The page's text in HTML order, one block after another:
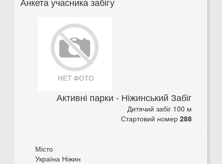
Активні парки - Ніжинський Забіг
Дитячий забіг 100 м
Стартовий номер 288
Місто
Україна Ніжин